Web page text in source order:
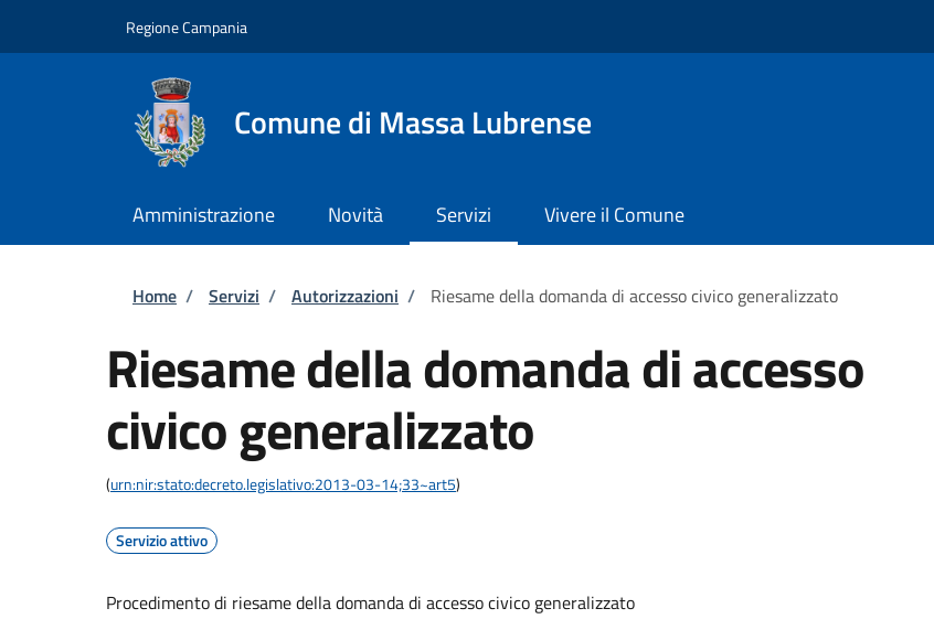
Regione Campania
Comune di Massa Lubrense
Amministrazione Novità Servizi Vivere il Comune
Briciole di pane
Home / Servizi / Autorizzazioni / Riesame della domanda di accesso civico generalizzato
Riesame della domanda di accesso
civico generalizzato
(urn:nir:stato:decreto.legislativo:2013-03-14;33~art5)
Servizio attivo
Procedimento di riesame della domanda di accesso civico generalizzato